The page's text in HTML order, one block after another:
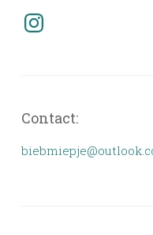
Instagram
Contact: